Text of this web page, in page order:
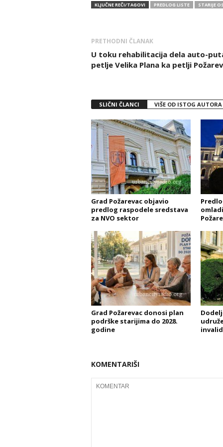
KLJUČNE REČI/TAGOVI
PREDLOG LISTE STARIJE
PRETHODNI ČLANAK
U toku rehabilitacija dela auto-
petlje Velika Plana ka petlji
SLIČNI ČLANCI VIŠE OD ISTOG AUTORA
Grad Požarevac objavio
predlog raspodele sredstava
za NVO sektor
Grad Požarevac donosi plan
podrške starijima do 2028.
godine
KOMENTARIŠI